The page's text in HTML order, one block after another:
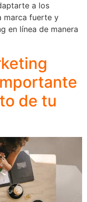
a los
marca fuerte y
en línea de manera
de tu